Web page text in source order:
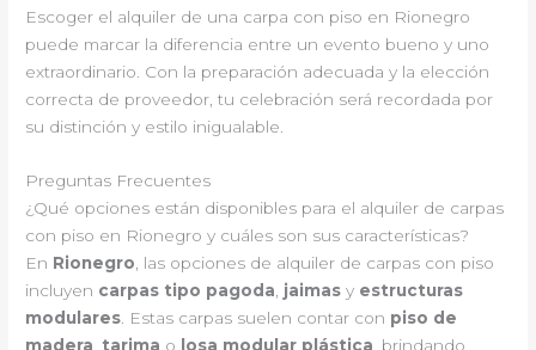
Escoger el alquiler de una carpa con piso en Rionegro
puede marcar la diferencia entre un evento bueno y uno
extraordinario. Con la preparación adecuada y la elección
correcta de proveedor, tu celebración será recordada por
su distinción y estilo inigualable.
Preguntas Frecuentes
¿Qué opciones están disponibles para el alquiler de carpas
con piso en Rionegro y cuáles son sus características?
En Rionegro, las opciones de alquiler de carpas con piso
incluyen carpas tipo pagoda, jaimas y estructuras
modulares. Estas carpas suelen contar con piso de
madera tarima o losa modular plástica , brindando